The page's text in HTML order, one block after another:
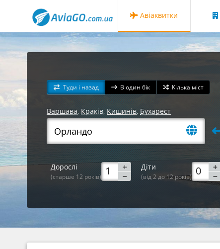
Авіаквитки
Туди і назад В один бік Кілька міст
Варшава, Краків, Кишинів, Бухарест
Дорослі
(старше 12 років)
Діти
(від 2 до 12 років)